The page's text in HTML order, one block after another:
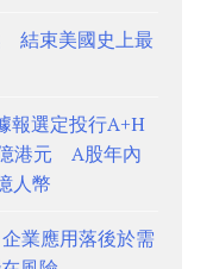
結束美國史上最
報選定投行A+H
港元 A股年內
人幣
業應用落後於需